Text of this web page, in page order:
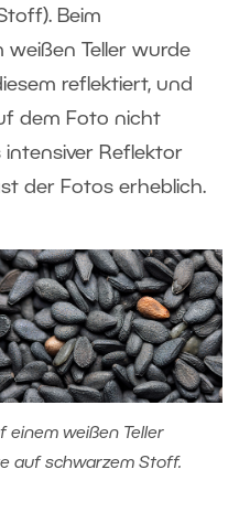
Beim
weißen Teller wurde
reflektiert, und
dem Foto nicht
Reflektor
der Fotos erheblich.
einem weißen Teller
auf schwarzem Stoff.